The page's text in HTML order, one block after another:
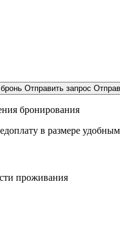
Отправить запрос
бронирования
в размере
проживания